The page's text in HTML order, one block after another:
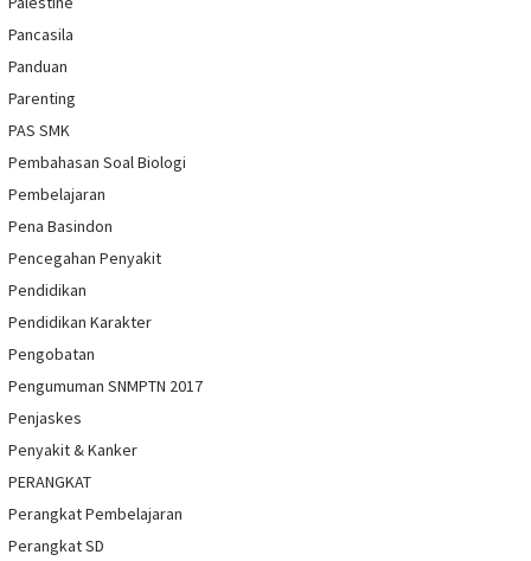
Pancasila
Panduan
Parenting
PAS SMK
Pembahasan Soal Biologi
Pembelajaran
Pena Basindon
Pencegahan Penyakit
Pendidikan
Pendidikan Karakter
Pengobatan
Pengumuman SNMPTN 2017
Penjaskes
Penyakit & Kanker
PERANGKAT
Perangkat Pembelajaran
Perangkat SD